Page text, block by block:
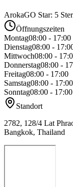
ArokaGO Star: 5
Öffnungszeiten
Montag08:00 - 17:00
Dienstag08:00 -
Mittwoch08:00 -
Donnerstag08:00 -
Freitag08:00 - 17:00
Samstag08:00 - 17:00
Sonntag08:00 - 17:00
Standort
2782, 128/4 Lat
Bangkok, Thailand